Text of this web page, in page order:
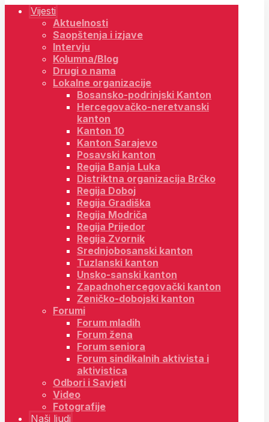
Vijesti
Aktuelnosti
Saopštenja i izjave
Intervju
Kolumna/Blog
Drugi o nama
Lokalne organizacije
Bosansko-podrinjski Kanton
Hercegovačko-neretvanski
kanton
Kanton 10
Kanton Sarajevo
Posavski kanton
Regija Banja Luka
Distriktna organizacija Brčko
Regija Doboj
Regija Gradiška
Regija Modriča
Regija Prijedor
Regija Zvornik
Srednjobosanski kanton
Tuzlanski kanton
Unsko-sanski kanton
Zapadnohercegovački kanton
Zeničko-dobojski kanton
Forumi
Forum mladih
Forum žena
Forum seniora
Forum sindikalnih aktivista i
aktivistica
Odbori i Savjeti
Video
Fotografije
Naši ljudi